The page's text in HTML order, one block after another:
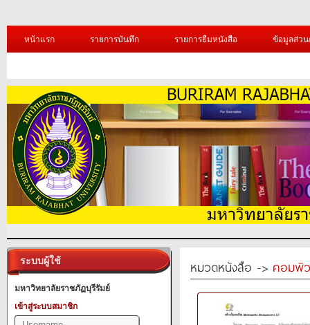
หน้าแรก รายการบันทึก รายการยืมหนังสือ ข้อมูลส่ว
ระบบผู้ใช้
มหาวิทยาลัยราชภัฏบุรีรัมย์
เข้าสู่ระบบสมาชิก
หมวดหนังสือ -> คอมพิ